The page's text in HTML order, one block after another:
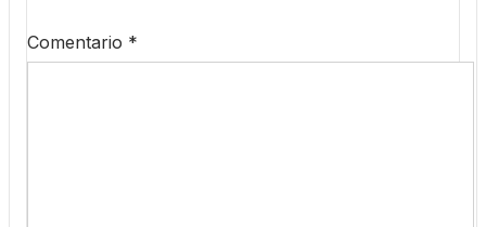
Comentario *